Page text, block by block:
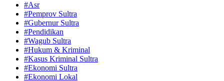
#Asr
#Pemprov Sultra
#Gubernur Sultra
#Pendidikan
#Wagub Sultra
#Hukum & Kriminal
#Kasus Kriminal Sultra
#Ekonomi Sultra
#Ekonomi Lokal